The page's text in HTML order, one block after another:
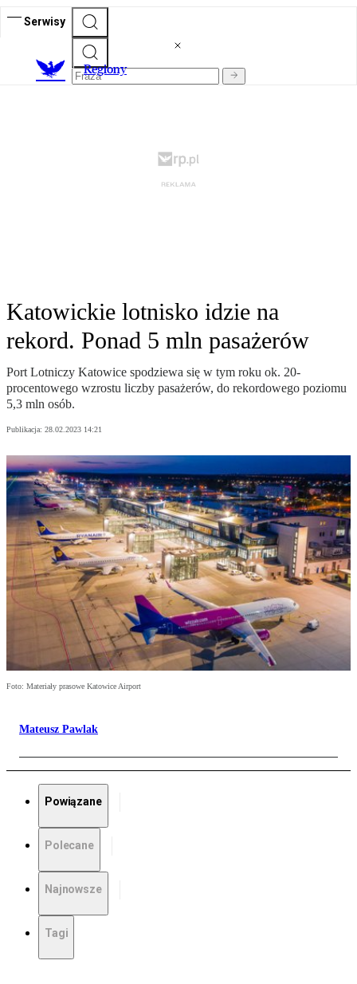
Serwisy
Regiony
Katowickie lotnisko idzie na
rekord. Ponad 5 mln pasażerów
Port Lotniczy Katowice spodziewa się w tym roku ok. 20-
procentowego wzrostu liczby pasażerów, do rekordowego poziomu
5,3 mln osób.
Publikacja: 28.02.2023 14:21
Foto: Materiały prasowe Katowice Airport
Mateusz Pawlak
Powiązane
Polecane
Najnowsze
Tagi